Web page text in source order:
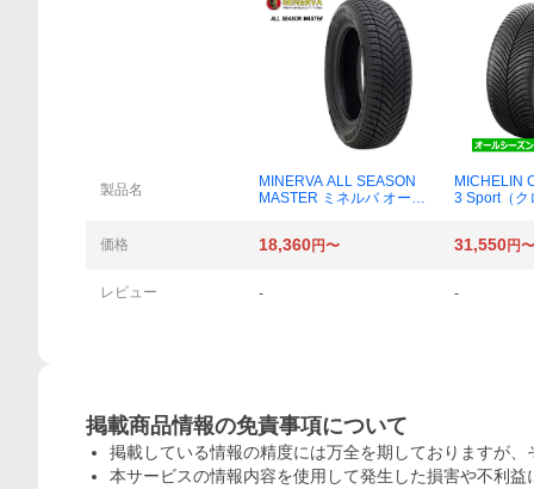
製品名
MINERVA ALL SEASON
MASTER ミネルバ オール
タイヤ×4本
MICHELIN
3 Sport（ク
ズンタイヤ
価格 18,360円〜 31,550円〜
レビュー - -
掲載商品情報の免責事項について
掲載している情報の精度には万全を期しておりますが
本サービスの情報内容を使用して発生した損害や不利